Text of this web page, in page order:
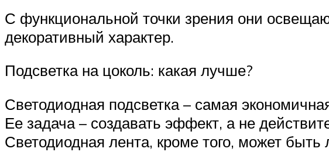
С функциональной точки зрения они
декоративный характер.
Подсветка на цоколь: какая лучше?
Светодиодная подсветка – самая
Ее задача – создавать эффект, а не
Светодиодная лента, кроме того, может быть